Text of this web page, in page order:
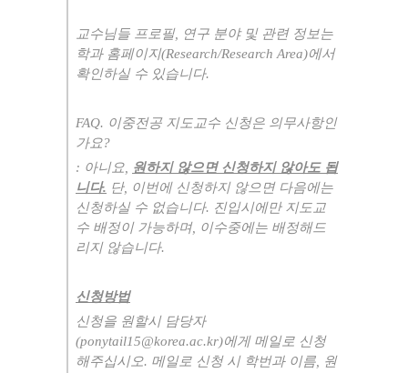
교수님들 프로필, 연구 분야 및 관련 정보는
학과 홈페이지(Research/Research Area)에서
확인하실 수 있습니다.
FAQ. 이중전공 지도교수 신청은 의무사항인
가요?
: 아니요, 원하지 않으면 신청하지 않아도 됩
니다. 단, 이번에 신청하지 않으면 다음에는
신청하실 수 없습니다. 진입시에만 지도교
수 배정이 가능하며, 이수중에는 배정해드
리지 않습니다.
신청방법
신청을 원할시 담당자
(ponytail15@korea.ac.kr)에게 메일로 신청
해주십시오. 메일로 신청 시 학번과 이름, 원